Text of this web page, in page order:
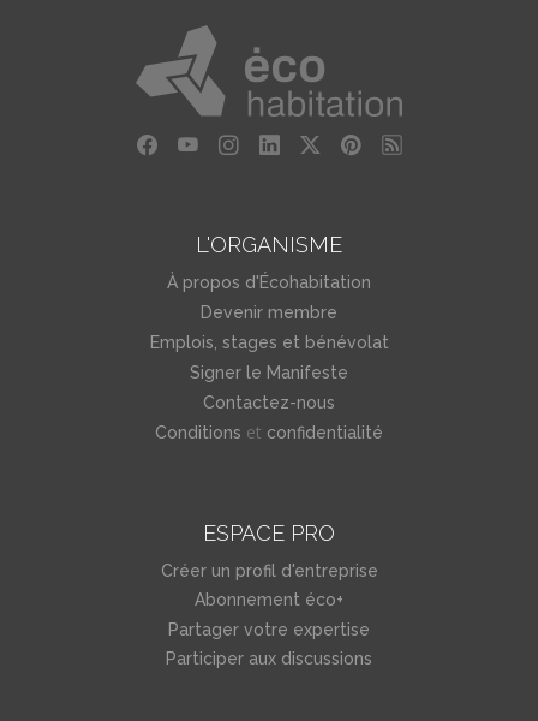
L'ORGANISME
À propos d'Écohabitation
Devenir membre
Emplois, stages et bénévolat
Signer le Manifeste
Contactez-nous
Conditions et confidentialité
ESPACE PRO
Créer un profil d'entreprise
Abonnement éco+
Partager votre expertise
Participer aux discussions